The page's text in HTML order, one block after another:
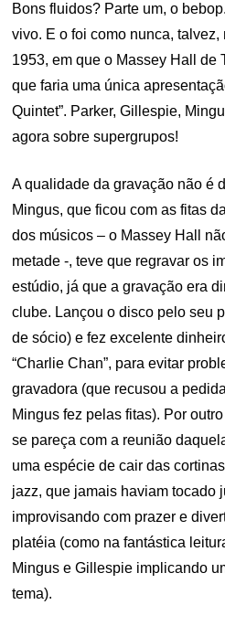
Bons fluidos? Parte um, o
vivo. E o foi como nunca,
1953, em que o Massey Hall de
que faria uma única
Quintet”. Parker, Gillespie,
agora sobre supergrupos!
A qualidade da gravação não é
Mingus, que ficou com as fitas
dos músicos – o Massey Hall
metade -, teve que regravar os
estúdio, já que a gravação era
clube. Lançou o disco pelo seu
de sócio) e fez excelente
“Charlie Chan”, para evitar
gravadora (que recusou a
Mingus fez pelas fitas). Por
se pareça com a reunião
uma espécie de cair das
jazz, que jamais haviam tocado
improvisando com prazer e
platéia (como na fantástica
Mingus e Gillespie implicando
tema).